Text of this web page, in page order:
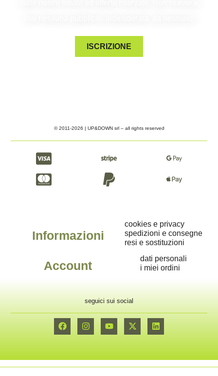
ISCRIZIONE
© 2011-2026 | UP&DOWN srl – all rights reserved
Informazioni
Account
cookies e privacy
spedizioni e consegne
resi e sostituzioni
dati personali
i miei ordini
seguici sui social